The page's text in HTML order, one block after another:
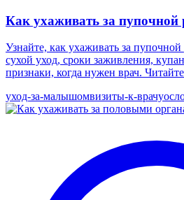
Как ухаживать за пупочной
Узнайте, как ухаживать за
сухой уход, сроки заживления,
признаки, когда нужен врач.
уход-за-малышомвизиты-к-врачу